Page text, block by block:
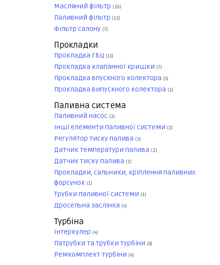
Масляний фільтр (26)
Паливний фільтр (13)
Фільтр салону (7)
Прокладки
Прокладка ГБЦ (15)
Прокладка клапанної кришки (7)
Прокладка впускного колектора (5)
Прокладка випускного колектора (1)
Паливна система
Паливний насос (3)
Інші елементи паливної системи (3)
Регулятор тиску палива (3)
Датчик температури палива (2)
Датчик тиску палива (1)
Прокладки, сальники, кріплення паливних
форсунок (1)
Трубки паливної системи (1)
Дросельна заслінка (4)
Турбіна
Інтеркулер (4)
Патрубки та трубки турбіни (8)
Ремкомплект турбіни (4)